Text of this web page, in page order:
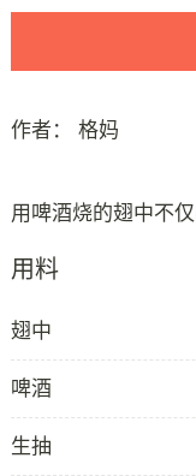
作者： 格妈
用料
翅中
啤酒
生抽